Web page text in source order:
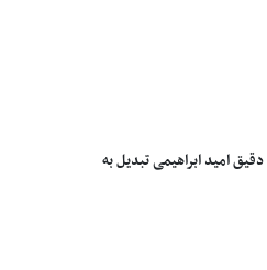
دقیق امید ابراهیمی تبدیل به